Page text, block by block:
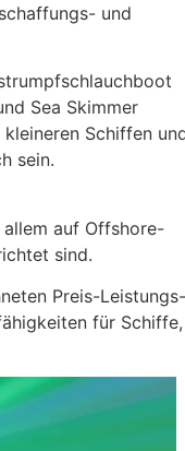
und
Sea Skimmer
Schiffen
sein.
auf Offshore-
sind.
Preis-Leistungs-
für Schiffe,